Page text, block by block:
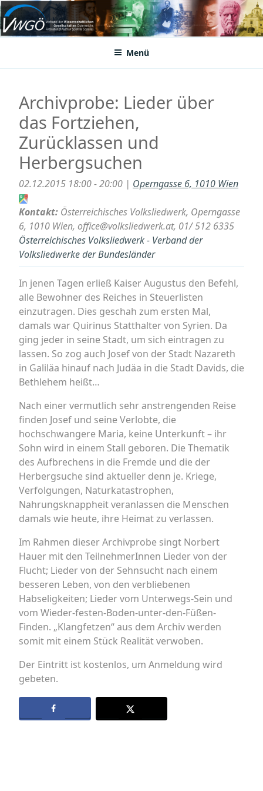
Zum
Inhalt
springenVWGÖ
Federation of Austrian Scientific Societies
Menü
Archivprobe: Lieder über
das Fortziehen,
Zurücklassen und
Herbergsuchen
02.12.2015 18:00 - 20:00 | Operngasse 6, 1010 Wien
Kontakt: Österreichisches Volksliedwerk, Operngasse
6, 1010 Wien, office@volksliedwerk.at, 01/ 512 6335
Österreichisches Volksliedwerk - Verband der
Volksliedwerke der Bundesländer
In jenen Tagen erließ Kaiser Augustus den Befehl,
alle Bewohner des Reiches in Steuerlisten
einzutragen. Dies geschah zum ersten Mal,
damals war Quirinus Statthalter von Syrien. Da
ging jeder in seine Stadt, um sich eintragen zu
lassen. So zog auch Josef von der Stadt Nazareth
in Galiläa hinauf nach Judäa in die Stadt Davids, die
Bethlehem heißt…
Nach einer vermutlich sehr anstrengenden Reise
finden Josef und seine Verlobte, die
hochschwangere Maria, keine Unterkunft – ihr
Sohn wird in einem Stall geboren. Die Thematik
des Aufbrechens in die Fremde und die der
Herbergsuche sind aktueller denn je. Kriege,
Verfolgungen, Naturkatastrophen,
Nahrungsknappheit veranlassen die Menschen
damals wie heute, ihre Heimat zu verlassen.
Im Rahmen dieser Archivprobe singt Norbert
Hauer mit den TeilnehmerInnen Lieder von der
Flucht; Lieder von der Sehnsucht nach einem
besseren Leben, von den verbliebenen
Habseligkeiten; Lieder vom Unterwegs-Sein und
vom Wieder-festen-Boden-unter-den-Füßen-
Finden. „Klangfetzen“ aus dem Archiv werden
somit mit einem Stück Realität verwoben.
Der Eintritt ist kostenlos, um Anmeldung wird
gebeten.